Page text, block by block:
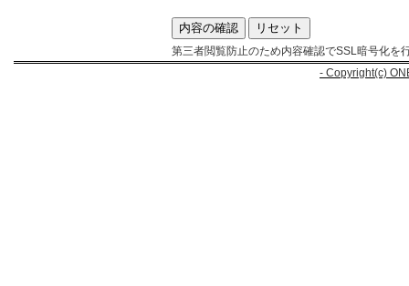
第三者閲覧防止のため内容確認でSSL暗号化を
- Copyright(c)